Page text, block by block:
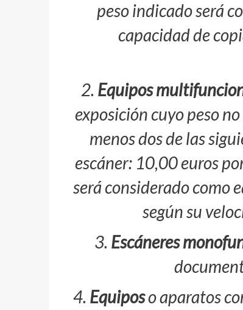
peso indicado será
capacidad de
2. Equipos
exposición cuyo peso
menos dos de las
escáner: 10,00 euros
será considerado como
según su
3. Escáneres
4. Equiposo aparatos